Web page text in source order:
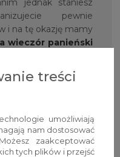
jednak staniesz
pewnie
i na tę okazję mamy
wieczór panieński
czuła się pięknie,
Style w
treści
umożliwiają
nam dostosować
zaakceptować
tych plików i przejść